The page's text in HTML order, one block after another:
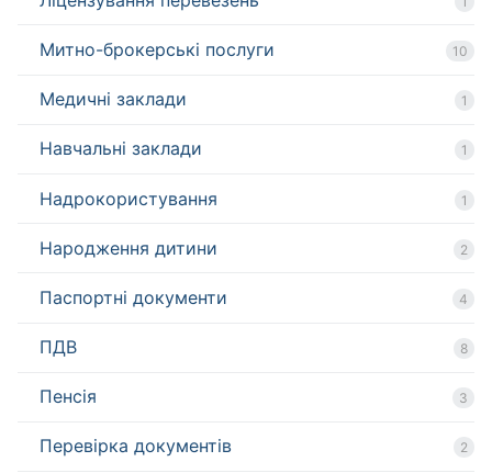
Митно-брокерські послуги 10
Медичні заклади 1
Навчальні заклади 1
Надрокористування 1
Народження дитини 2
Паспортні документи 4
ПДВ 8
Пенсія 3
Перевірка документів 2